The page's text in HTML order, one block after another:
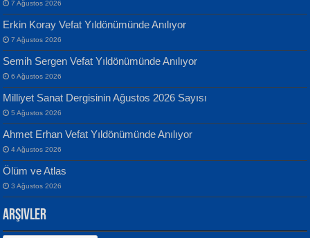
Sultan Olmadan Önce Eyüp...
EKREM KARABABA
Defterimden İçeri...
İsmail Aydos
İnkisar...
7 Ağustos 2026
Erkin Koray Vefat Yıldönümünde Anılıyor
7 Ağustos 2026
Semih Sergen Vefat Yıldönümünde Anılıyor
6 Ağustos 2026
Milliyet Sanat Dergisinin Ağustos 2026 Sayısı
5 Ağustos 2026
Ahmet Erhan Vefat Yıldönümünde Anılıyor
4 Ağustos 2026
Ölüm ve Atlas
3 Ağustos 2026
Arşivler